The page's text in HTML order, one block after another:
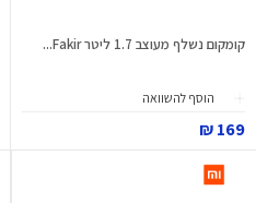
קומקום נשלף מעוצב 1.7 ליטר Fakir...
הוסף להשוואה
169 ₪